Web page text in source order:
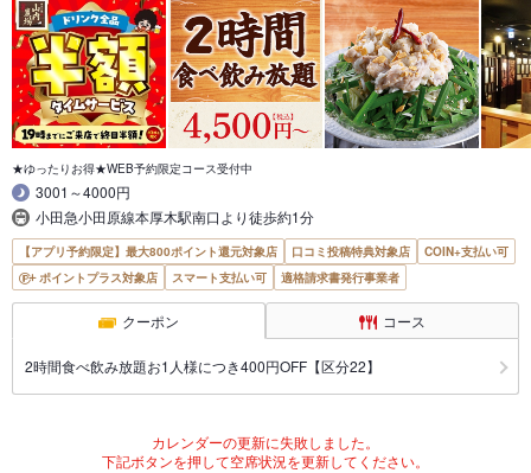
★ゆったりお得★WEB予約限定コース受付中
3001～4000円
小田急小田原線本厚木駅南口より徒歩約1分
【アプリ予約限定】最大800ポイント還元対象店 口コミ投稿特典対象店
COIN+支払い可
ポイントプラス対象店
スマート支払い可 適格請求書発行事業者
クーポン コース
2時間食べ飲み放題お1人様につき400円OFF【区分22】
カレンダーの更新に失敗しました。
下記ボタンを押して空席状況を更新してください。